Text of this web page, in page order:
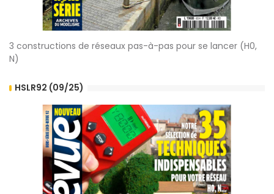
3 constructions de réseaux pas-à-pas pour se lancer (H0,
N)
HSLR92 (09/25)